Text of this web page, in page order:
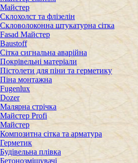
Майстер
Склохолст та флізелін
Скловолоконна штукатурна сітка
Fasad Майстер
Baustoff
Сітка сигнальна аварійна
Покрівельні матеріали
Пістолети для піни та герметику
Піна монтажна
Fugenlux
Dozer
Малярна стрічка
Майстер Profi
Майстер
Композитна сітка та арматура
Герметик
Будівельна плівка
Бетонозмішувачі